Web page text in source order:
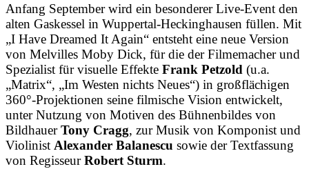
Anfang September wird ein besonderer Live-Event den
alten Gaskessel in Wuppertal-Heckinghausen füllen. Mit
„I Have Dreamed It Again“ entsteht eine neue Version
von Melvilles Moby Dick, für die der Filmemacher und
Spezialist für visuelle Effekte Frank Petzold (u.a.
„Matrix“, „Im Westen nichts Neues“) in großflächigen
360°-Projektionen seine filmische Vision entwickelt,
unter Nutzung von Motiven des Bühnenbildes von
BildhauerTony Cragg, zur Musik von Komponist und
Violinist Alexander Balanescu sowie der Textfassung
von RegisseurRobert Sturm.